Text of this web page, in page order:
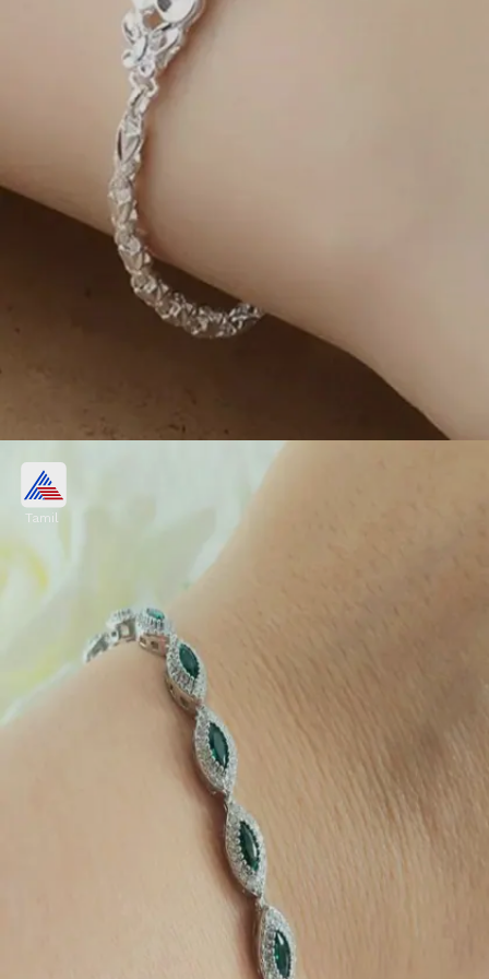
மலர் வடிவ பிரேஸ்லெட்:
மலர்களின் வடிவத்தில் உள்ள இந்த
வெள்ளி வளையல்கள் கைகளுக்கு தனி
அழகைத் தருகின்றன. எளிமையான
டிசைன்களை விரும்புவோருக்கு இது மிகச்
சிறந்த தேர்வாகும்.
Image credits: Pinterest
Tamil